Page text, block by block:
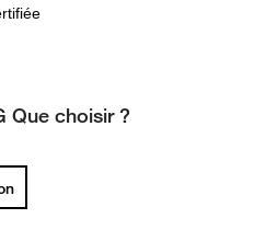
Que choisir ?